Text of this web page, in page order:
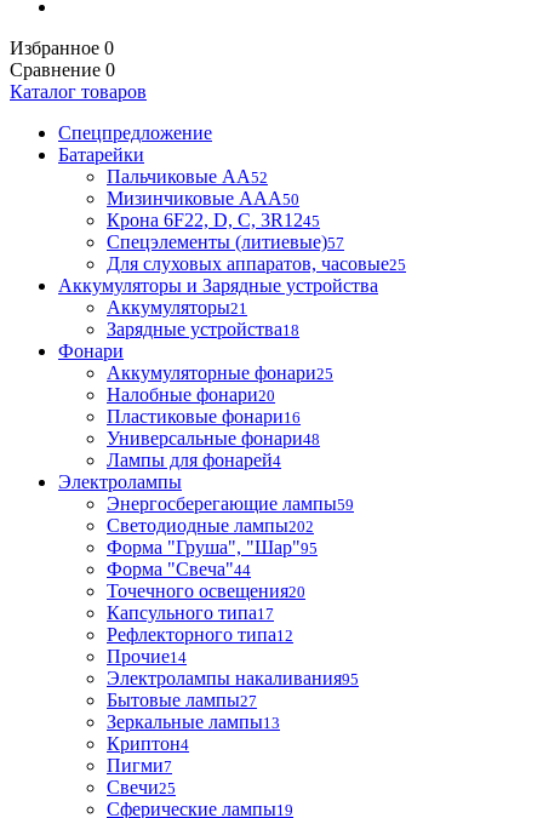
Избранное 0
Сравнение 0
Каталог товаров
Спецпредложение
Батарейки
Пальчиковые АА52
Мизинчиковые ААА50
Крона 6F22, D, C, 3R1245
Спецэлементы (литиевые)57
Для слуховых аппаратов, часовые25
Аккумуляторы и Зарядные устройства
Аккумуляторы21
Зарядные устройства18
Фонари
Аккумуляторные фонари25
Налобные фонари20
Пластиковые фонари16
Универсальные фонари48
Лампы для фонарей4
Электролампы
Энергосберегающие лампы59
Светодиодные лампы202
Форма "Груша", "Шар"95
Форма "Свеча"44
Точечного освещения20
Капсульного типа17
Рефлекторного типа12
Прочие14
Электролампы накаливания95
Бытовые лампы27
Зеркальные лампы13
Криптон4
Пигми7
Свечи25
Сферические лампы19